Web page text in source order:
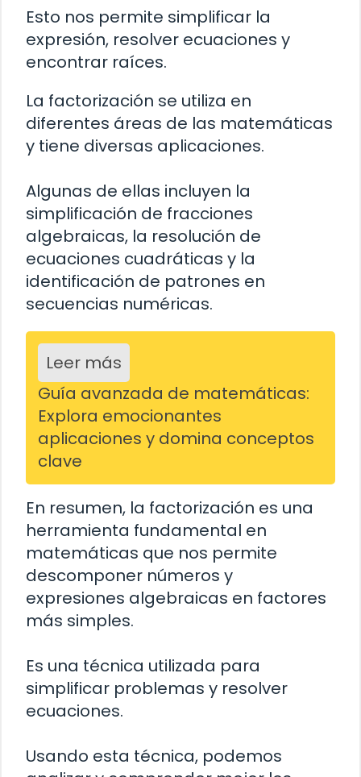
Esto nos permite simplificar la
expresión, resolver ecuaciones y
encontrar raíces.
La factorización se utiliza en
diferentes áreas de las matemáticas
y tiene diversas aplicaciones.
Algunas de ellas incluyen la
simplificación de fracciones
algebraicas, la resolución de
ecuaciones cuadráticas y la
identificación de patrones en
secuencias numéricas.
Leer más
Guía avanzada de matemáticas:
Explora emocionantes
aplicaciones y domina conceptos
clave
En resumen, la factorización es una
herramienta fundamental en
matemáticas que nos permite
descomponer números y
expresiones algebraicas en factores
más simples.
Es una técnica utilizada para
simplificar problemas y resolver
ecuaciones.
Usando esta técnica, podemos